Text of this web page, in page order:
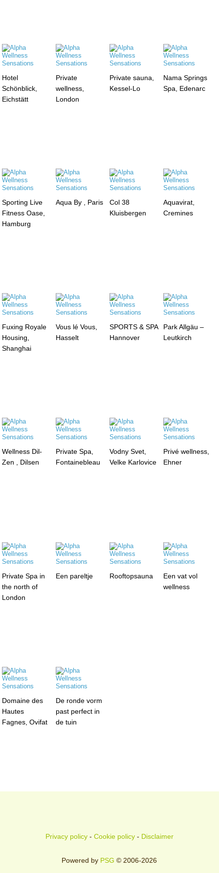
Hotel
Schönblick,
Eichstätt
Private
wellness,
London
Private sauna,
Kessel-Lo
Nama Springs
Spa, Edenarc
Sporting Live
Fitness Oase,
Hamburg
Aqua By , Paris
Col 38
Kluisbergen
Aquavirat,
Cremines
Fuxing Royale
Housing,
Shanghai
Vous lé Vous,
Hasselt
SPORTS & SPA
Hannover
Park Allgäu –
Leutkirch
Wellness Dil-
Zen , Dilsen
Private Spa,
Fontainebleau
Vodny Svet,
Velke Karlovice
Privé wellness,
Ehner
Private Spa in
the north of
London
Een pareltje Rooftopsauna
Een vat vol
wellness
Domaine des
Hautes
Fagnes, Ovifat
De ronde vorm
past perfect in
de tuin
Privacy policy- Cookie policy- Disclaimer
Powered by PSG © 2006-2026